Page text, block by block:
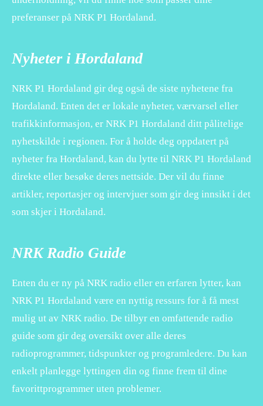
preferanser på NRK P1 Hordaland.
Nyheter i Hordaland
NRK P1 Hordaland gir deg også de siste nyhetene fra
Hordaland. Enten det er lokale nyheter, værvarsel eller
trafikkinformasjon, er NRK P1 Hordaland ditt pålitelige
nyhetskilde i regionen. For å holde deg oppdatert på
nyheter fra Hordaland, kan du lytte til NRK P1 Hordaland
direkte eller besøke deres nettside. Der vil du finne
artikler, reportasjer og intervjuer som gir deg innsikt i det
som skjer i Hordaland.
NRK Radio Guide
Enten du er ny på NRK radio eller en erfaren lytter, kan
NRK P1 Hordaland være en nyttig ressurs for å få mest
mulig ut av NRK radio. De tilbyr en omfattende radio
guide som gir deg oversikt over alle deres
radioprogrammer, tidspunkter og programledere. Du kan
enkelt planlegge lyttingen din og finne frem til dine
favorittprogrammer uten problemer.